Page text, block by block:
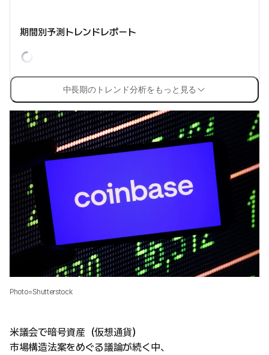
期間別予測トレンドレポート
中長期のトレンド分析をもっと見る
Photo=Shutterstock
米議会で暗号資産（仮想通貨）
市場構造法案をめぐる議論が続く中、